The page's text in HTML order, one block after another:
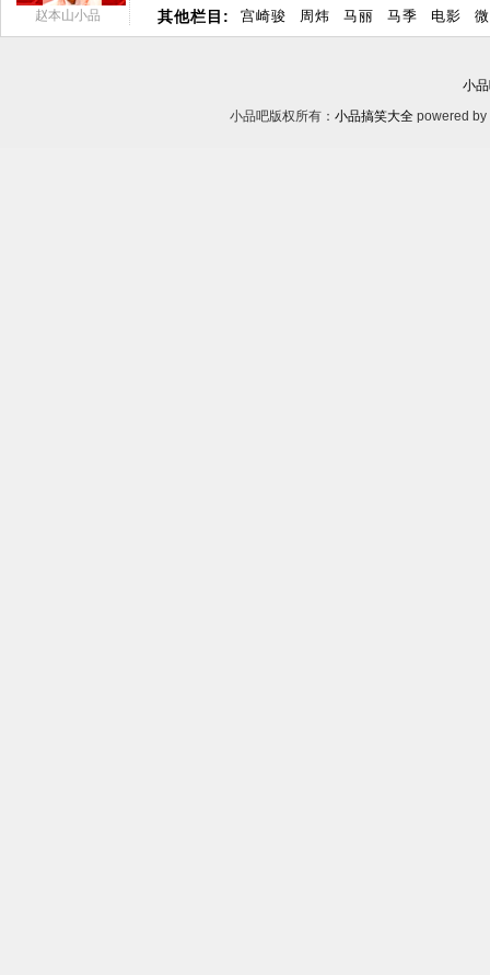
赵本山小品 其他栏目: 宫崎骏 周炜 马丽 马季 电影
小
小品吧版权所有： 小品搞笑大全 powered by